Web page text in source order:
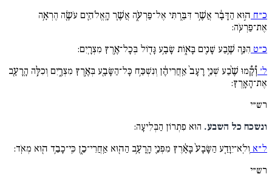
כ״ח ה֣וּא הַדָּבָ֔ר אֲשֶׁ֥ר דִּבַּ֖רְתִּי אֶל־פַּרְעֹ֑ה אֲשֶׁ֧ר הָֽאֱלֹהִ֛ים עֹשֶׂ֖ה הֶרְאָ֥ה
אֶת־פַּרְעֹֽה:
כ״ט הִנֵּ֛ה שֶׁ֥בַע שָׁנִ֖ים בָּא֑וֹת שָׂבָ֥ע גָּד֖וֹל בְּכָל־אֶ֥רֶץ מִצְרָֽיִם:
ל׳ וְ֠קָ֠מוּ שֶׁ֨בַע שְׁנֵ֤י רָעָב֙ אַֽחֲרֵיהֶ֔ן וְנִשְׁכַּ֥ח כָּל־הַשָּׂבָ֖ע בְּאֶ֣רֶץ מִצְרָ֑יִם וְכִלָּ֥ה הָֽרָעָ֖ב
אֶת־הָאָֽרֶץ:
רש״י
ונשכח כל השבע. הוּא פִתְרוֹן הַבְּלִיעָה:
ל״א וְלֹֽא־יִוָּדַ֤ע הַשָּׂבָע֙ בָּאָ֔רֶץ מִפְּנֵ֛י הָֽרָעָ֥ב הַה֖וּא אַֽחֲרֵי־כֵ֑ן כִּֽי־כָבֵ֥ד ה֖וּא מְאֹֽד:
רש״י